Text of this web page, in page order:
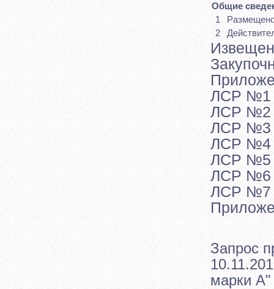
Общие
1
2
ЛСР
ЛСР
ЛСР
ЛСР
ЛСР
ЛСР
ЛСР
Запрос
марки А"